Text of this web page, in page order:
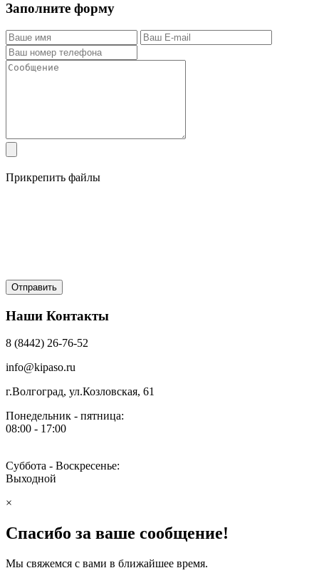
Заполните форму
Прикрепить файлы
Наши Контакты
8 (8442) 26-76-52
info@kipaso.ru
г.Волгоград, ул.Козловская, 61
Понедельник - пятница:
08:00 - 17:00
Суббота - Воскресенье:
Выходной
×
Спасибо за ваше сообщение!
Мы свяжемся с вами в ближайшее время.